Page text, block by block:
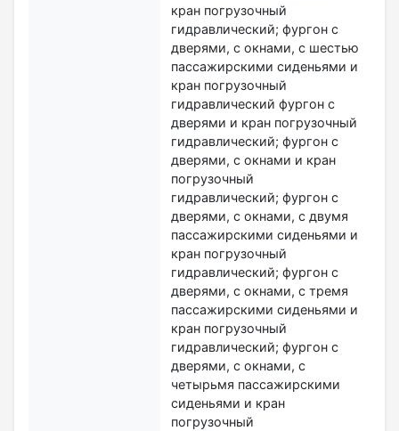
кран погрузочный
гидравлический; фургон с
дверями, с окнами, с шестью
пассажирскими сиденьями и
кран погрузочный
гидравлический фургон с
дверями и кран погрузочный
гидравлический; фургон с
дверями, с окнами и кран
погрузочный
гидравлический; фургон с
дверями, с окнами, с двумя
пассажирскими сиденьями и
кран погрузочный
гидравлический; фургон с
дверями, с окнами, с тремя
пассажирскими сиденьями и
кран погрузочный
гидравлический; фургон с
дверями, с окнами, с
четырьмя пассажирскими
сиденьями и кран
погрузочный